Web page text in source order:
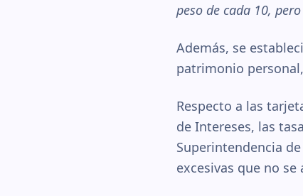
peso de cada 10,
Además, se
patrimonio
Respecto a las
de Intereses, las
Superintendencia
excesivas que no